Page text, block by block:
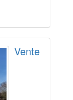
Vente